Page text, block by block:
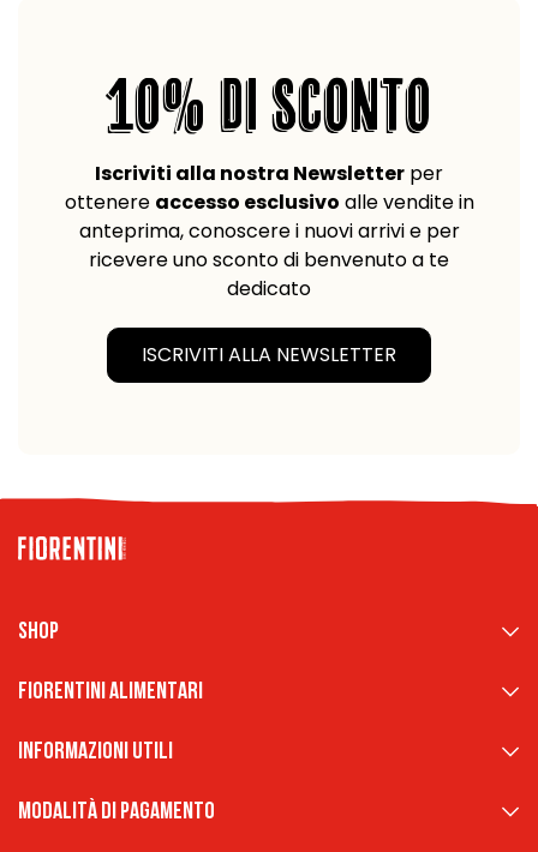
10% DI SCONTO
Iscriviti alla nostra Newsletter per
ottenere accesso esclusivo alle vendite in
anteprima, conoscere i nuovi arrivi e per
ricevere uno sconto di benvenuto a te
dedicato
ISCRIVITI ALLA NEWSLETTER
Shop
Fiorentini Alimentari
Informazioni Utili
Modalità di pagamento